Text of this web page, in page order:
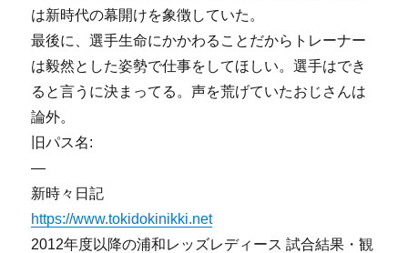
は新時代の幕開けを象徴していた。
最後に、選手生命にかかわることだからトレーナー
は毅然とした姿勢で仕事をしてほしい。選手はでき
ると言うに決まってる。声を荒げていたおじさんは
論外。
旧パス名:
—
新時々日記
https://www.tokidokinikki.net
2012年度以降の浦和レッズレディース 試合結果・観